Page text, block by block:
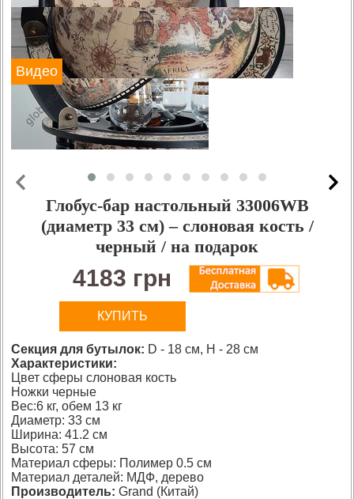
Видео
Глобус-бар настольный 33006WB
(диаметр 33 см) – слоновая кость /
черный / на подарок
4183 грн
КУПИТЬ
Секция для бутылок: D - 18 см, H - 28 см
Характеристики:
Цвет сферы слоновая кость
Ножки черные
Вес:6 кг, обем 13 кг
Диаметр: 33 см
Ширина: 41.2 см
Высота: 57 см
Материал сферы: Полимер 0.5 см
Материал деталей: МДФ, дерево
Производитель: Grand (Китай)